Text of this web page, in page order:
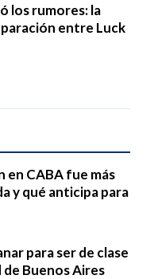
los rumores: la
entre Luck
en CABA fue más
y qué anticipa para
para ser de clase
de Buenos Aires